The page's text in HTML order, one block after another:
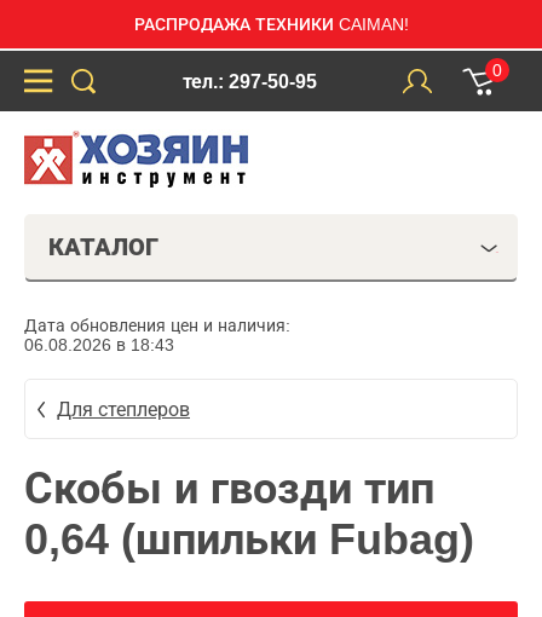
РАСПРОДАЖА ТЕХНИКИ CAIMAN!
тел.: 297-50-95
0
КАТАЛОГ
Дата обновления цен и наличия:
06.08.2026 в 18:43
Для степлеров
Скобы и гвозди тип
0,64 (шпильки Fubag)